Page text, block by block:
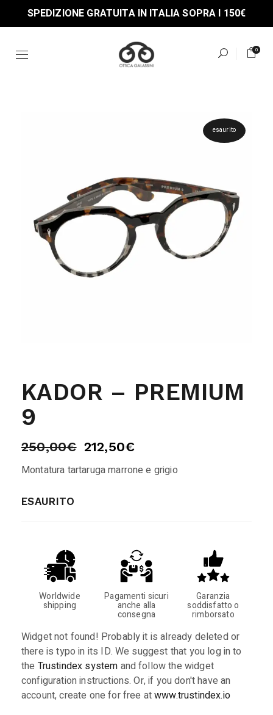
the
SPEDIZIONE GRATUITA IN ITALIA SOPRA I 150€
0
esaurito
KADOR – PREMIUM
9
250,00€ 212,50€
Montatura tartaruga marrone e grigio
ESAURITO
Worldwide
shipping
Pagamenti sicuri
anche alla
consegna
Garanzia
soddisfatto o
rimborsato
Widget not found! Probably it is already deleted or
there is typo in its ID. We suggest that you log in to
the Trustindex system and follow the widget
configuration instructions. Or, if you don't have an
account, create one for free atwww.trustindex.io